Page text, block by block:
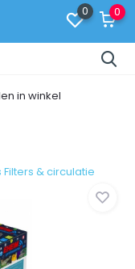
0 0
in winkel
Filters & circulatie